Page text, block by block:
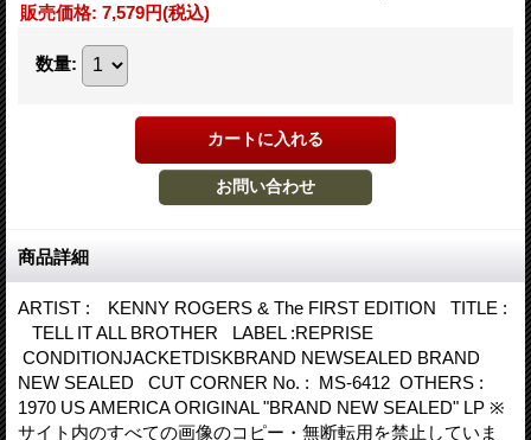
販売価格: 7,579円(税込)
数量:
商品詳細
ARTIST : KENNY ROGERS & The FIRST EDITION TITLE :
TELL IT ALL BROTHER LABEL :REPRISE
CONDITIONJACKETDISKBRAND NEWSEALED BRAND
NEW SEALED CUT CORNER No. : MS-6412 OTHERS :
1970 US AMERICA ORIGINAL "BRAND NEW SEALED" LP ※
サイト内のすべての画像のコピー・無断転用を禁止していま